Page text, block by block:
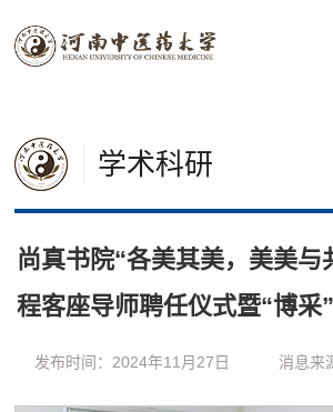
学术科研
尚真书院“各美其美，美美与
程客座导师聘任仪式暨“博采
发布时间：2024年11月27日 消息来